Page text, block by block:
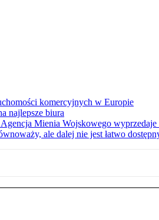
komercyjnych w Europie
najlepsze biura
Mienia Wojskowego wyprzedaje
ale dalej nie jest łatwo